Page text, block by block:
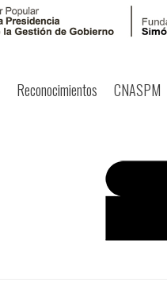
Reconocimientos CNASPM